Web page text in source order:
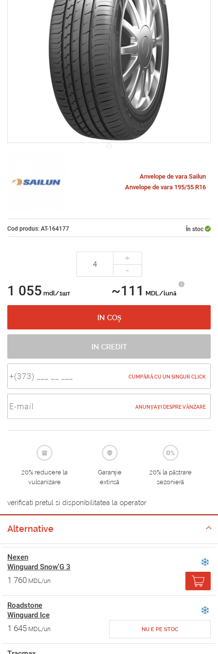
Anvelope de vara Sailun
Anvelope de vara 195/55 R16
Cod produs: AT-164177 În stoc
+
-
1 055 mdl/1шт ~111 MDL/lună
IN COȘ
IN CREDIT
CUMPĂRĂ CU UN SINGUR CLICK
ANUNȚAȚI DESPRE VÂNZARE
20% reducere la
vulcanizare
Garanție
extinsă
20% la păstrare
sezonieră
verificati pretul si disponibilitatea la operator
Alternative
Nexen
Winguard Snow'G 3
1 760 MDL/un
Roadstone
Winguard Ice
1 645 MDL/un NU E PE STOC